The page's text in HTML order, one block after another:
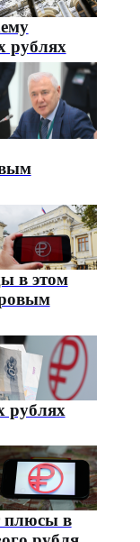
рублях
в этом
рублях
плюсы в